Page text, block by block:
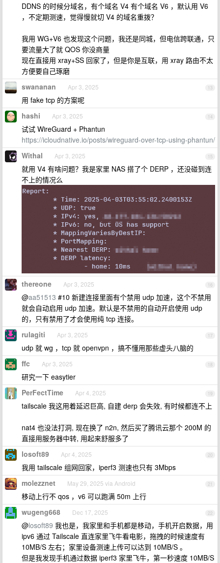
DDNS 的时候分域名，有个域名 V4 有个域名 V6 ，默认用 V6
，不定期测速，觉得慢就切 V4 的域名重拨？
我用 WG+V6 也发现这个问题，我还是同城，但电信跨联通，只
要流量大了就 QOS 你没商量
现在直接用 xray+SS 回家了，但是你是互联，用 xray 路由不太
方便要自己琢磨
13
swananan Apr 3, 2025
用 fake tcp 的方案呢
14
hashi Apr 3, 2025
试试 WireGuard + Phantun
https://icloudnative.io/posts/wireguard-over-tcp-using-phantun/
15
Withal Apr 3, 2025
就用 V4 有啥问题？我是家里 NAS 搭了个 DERP ，还没碰到连
不上的情况么
16
thereone Apr 3, 2025
@aa51513 #10 新建连接里面有个禁用 udp 加速，这个不禁用
就会自动启用 udp 加速。默认是不禁用的自动开启使用 udp
的，只有禁用了才会使用纯 tcp 连接。
17
rulagiti Apr 3, 2025
udp 就 wg ，tcp 就 openvpn ，搞不懂用那些虚头八脑的
18
ffc Apr 3, 2025
研究一下 easytier
19
PerFectTime Apr 4, 2025
tailscale 我这用着延迟巨高, 自建 derp 会失效, 有时候都连不上
nat4 也没法打洞, 现在换了 n2n, 然后买了腾讯云那个 200M 的
直接用服务器中转, 用起来舒服多了
20
losoft89 Apr 4, 2025
我用 tailscale 组网回家，iperf3 测速也只有 3Mbps
21
molezznet May 29, 2025 via Android
移动上行不 qos ，v6 可以跑满 50m 上行
22
wugeng668 Dec 17, 2025
@losoft89 我也是，我家里和手机都是移动，手机开启数据，用
ipv6 通过 Tailscale 直连家里飞牛看电影，拖拽的时候速度有
10MB/S 左右；家里设备测速上传可以达到 10MB/S 。
但是我发现手机通过数据 iperf3 家里飞牛，第一秒速度 10MB/S